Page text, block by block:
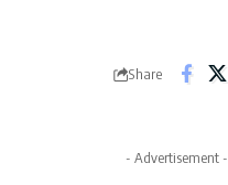
Share
- Advertisement -